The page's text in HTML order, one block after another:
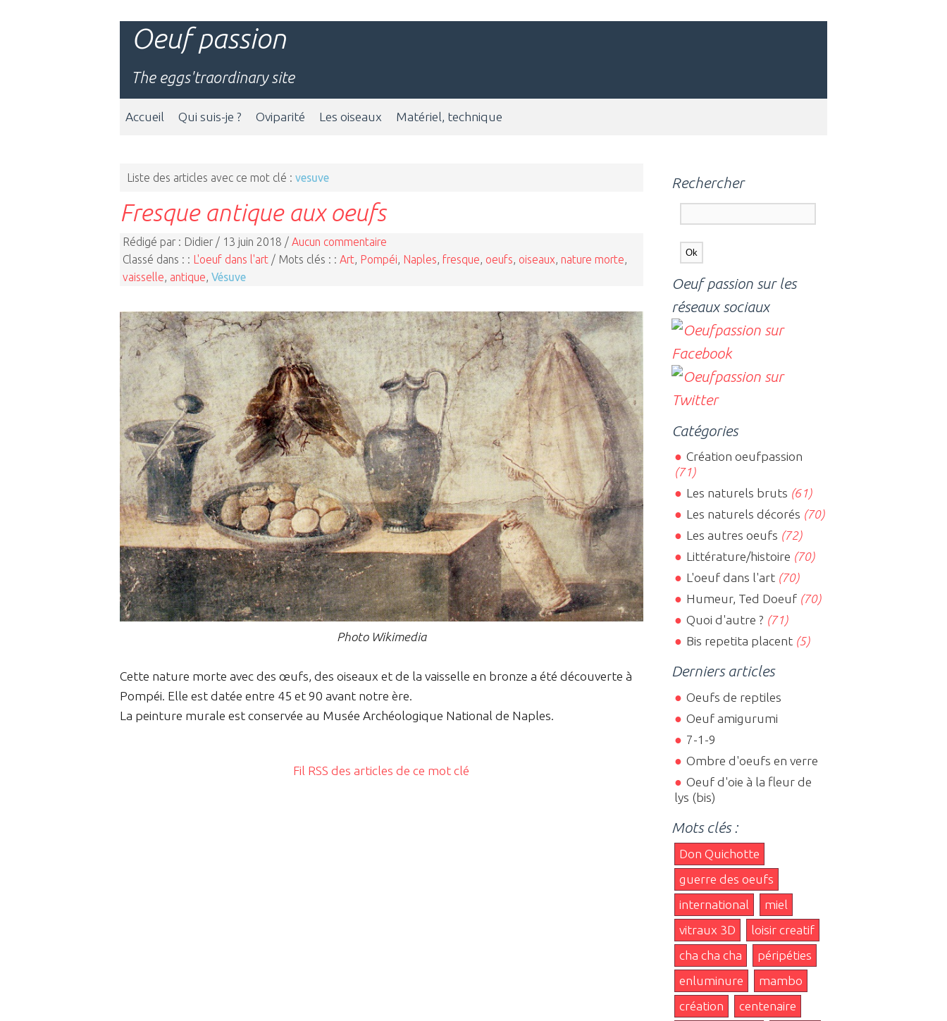
Oeuf passion
The eggs'traordinary site
Accueil Qui suis-je ? Oviparité Les oiseaux Matériel, technique
Liste des articles avec ce mot clé : vesuve
Fresque antique aux oeufs
Rédigé par : Didier / 13 juin 2018 / Aucun commentaire
Classé dans : : L'oeuf dans l'art / Mots clés : : Art Pompéi Naples fresque oeufs oiseaux nature morte
vaisselle antique Vésuve
Photo Wikimedia
Cette nature morte avec des œufs, des oiseaux et de la vaisselle en bronze a été découverte à
Pompéi. Elle est datée entre 45 et 90 avant notre ère.
La peinture murale est conservée au Musée Archéologique National de Naples.
Fil RSS des articles de ce mot clé
Rechercher
Oeuf passion sur les
réseaux sociaux
Catégories
Création oeufpassion
(71)
Les naturels bruts (61)
Les naturels décorés (70)
Les autres oeufs (72)
Littérature/histoire (70)
L'oeuf dans l'art(70)
Humeur, Ted Doeuf(70)
Quoi d'autre ? (71)
Bis repetita placent(5)
Derniers articles
Oeufs de reptiles
Oeuf amigurumi
7-1-9
Ombre d'oeufs en verre
Oeuf d'oie à la fleur de
lys (bis)
Mots clés :
Don Quichotte
guerre des oeufs
international
miel
vitraux 3D
loisir creatif
cha cha cha
péripéties
enluminure
mambo
création
centenaire